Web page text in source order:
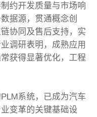
约开发质量与市场响
据源，贯通概念创
协同及售后支持，实
调研表明，成熟应用
获得显著优化，工程
系统，已成为汽车
变革的关键基础设